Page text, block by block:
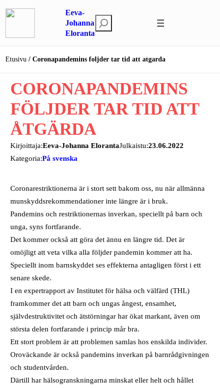
sisältöön
Eeva-
Johanna
Elorantat
s
i
Etusivu Coronapandemins foljder tar tid att atgarda
CORONAPANDEMINS
FÖLJDER TAR TID ATT
ÅTGÄRDA
Kirjoittaja:Eeva-Johanna ElorantaJulkaistu:23.06.2022
Kategoria:På svenska
Coronarestriktionerna är i stort sett bakom oss, nu när allmänna
munskyddsrekommendationer inte längre är i bruk.
Pandemins och restriktionernas inverkan, speciellt på barn och
unga, syns fortfarande.
Det kommer också att göra det ännu en längre tid. Det är
omöjligt att veta vilka alla följder pandemin kommer att ha.
Speciellt inom barnskyddet ses effekterna antagligen först i ett
senare skede.
I en expertrapport av Institutet för hälsa och välfärd (THL)
framkommer det att barn och ungas ångest, ensamhet,
självdestruktivitet och ätstörningar har ökat markant, även om
största delen fortfarande i princip mår bra.
Ett stort problem är att problemen samlas hos enskilda individer.
Oroväckande är också pandemins inverkan på barnrådgivningen
och studentvården.
Därtill har hälsogranskningarna minskat eller helt och hållet